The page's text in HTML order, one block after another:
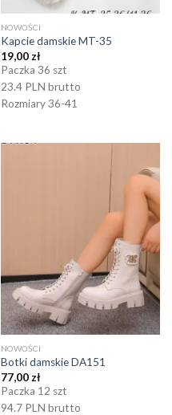
NOWOŚCI
Kapcie damskie MT-35
19,00 zł
Paczka 36 szt
23.4 PLN brutto
Rozmiary 36-41
NOWOŚCI
Botki damskie DA151
77,00 zł
Paczka 12 szt
94.7 PLN brutto